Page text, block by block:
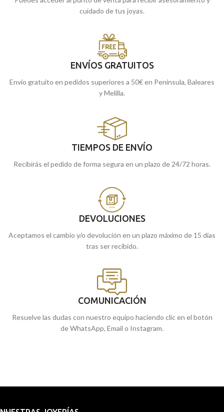
cuidado de tus joyas.
ENVÍOS GRATUITOS
Envío gratuito en pedidos superiores a 50€ en Península, Baleares
y Melilla.
TIEMPOS DE ENVÍO
Recibirás el pedido de forma segura en un plazo de 24/72 horas.
DEVOLUCIONES
Aceptamos el cambio y/o devolución en un plazo máximo de 15 días
tras ser recibido.
COMUNICACIÓN
Resuelve las dudas con nuestro equipo haciendo clic en el botón
de WhatsApp, Email o Instagram.